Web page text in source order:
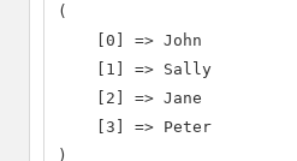
(
    [0] => John
    [1] => Sally
    [2] => Jane
    [3] => Peter
)